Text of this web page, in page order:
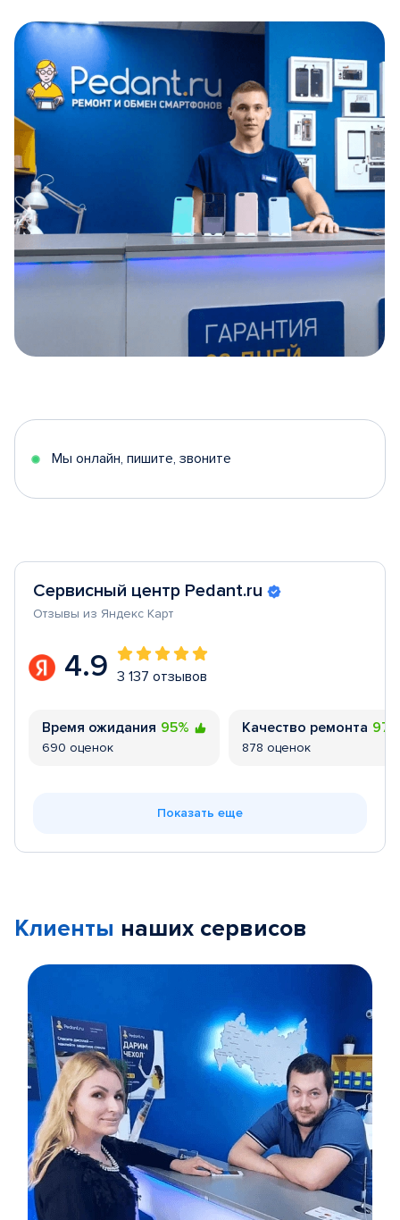
5
Мы онлайн, пишите, звоните
Сервисный центр Pedant.ru
Отзывы из Яндекс Карт
4.9 3 137 отзывов
Время ожидания 95%
690 оценок
Качество ремонта
878 оценок
Показать еще
Клиенты наших сервисов